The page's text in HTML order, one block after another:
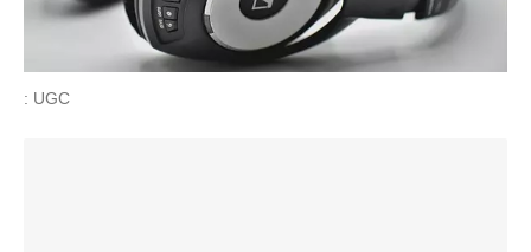
: UGC